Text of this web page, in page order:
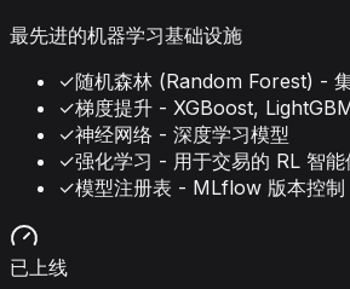
最先进的机器学习基础设施
✓随机森林 (Random Forest) -
✓梯度提升 - XGBoost,
✓神经网络 - 深度学习模型
✓强化学习 - 用于交易的 RL 智能
✓模型注册表 - MLflow 版本控制
已上线